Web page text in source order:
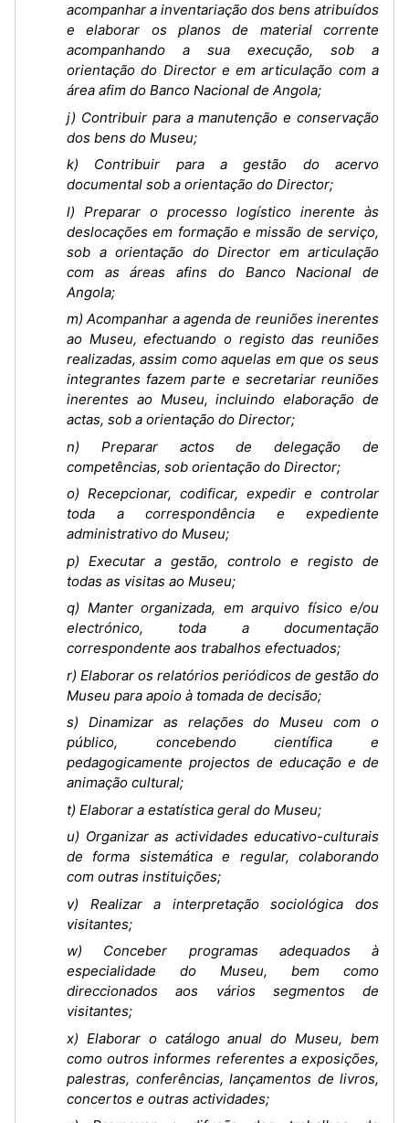
acompanhar a inventariação dos bens atribuídos
e elaborar os planos de material corrente
acompanhando a sua execução, sob a
orientação do Director e em articulação com a
área afim do Banco Nacional de Angola;
j) Contribuir para a manutenção e conservação
dos bens do Museu;
k) Contribuir para a gestão do acervo
documental sob a orientação do Director;
l) Preparar o processo logístico inerente às
deslocações em formação e missão de serviço,
sob a orientação do Director em articulação
com as áreas afins do Banco Nacional de
Angola;
m) Acompanhar a agenda de reuniões inerentes
ao Museu, efectuando o registo das reuniões
realizadas, assim como aquelas em que os seus
integrantes fazem parte e secretariar reuniões
inerentes ao Museu, incluindo elaboração de
actas, sob a orientação do Director;
n) Preparar actos de delegação de
competências, sob orientação do Director;
o) Recepcionar, codificar, expedir e controlar
toda a correspondência e expediente
administrativo do Museu;
p) Executar a gestão, controlo e registo de
todas as visitas ao Museu;
q) Manter organizada, em arquivo físico e/ou
electrónico, toda a documentação
correspondente aos trabalhos efectuados;
r) Elaborar os relatórios periódicos de gestão do
Museu para apoio à tomada de decisão;
s) Dinamizar as relações do Museu com o
público, concebendo científica e
pedagogicamente projectos de educação e de
animação cultural;
t) Elaborar a estatística geral do Museu;
u) Organizar as actividades educativo-culturais
de forma sistemática e regular, colaborando
com outras instituições;
v) Realizar a interpretação sociológica dos
visitantes;
w) Conceber programas adequados à
especialidade do Museu, bem como
direccionados aos vários segmentos de
visitantes;
x) Elaborar o catálogo anual do Museu, bem
como outros informes referentes a exposições,
palestras, conferências, lançamentos de livros,
concertos e outras actividades;